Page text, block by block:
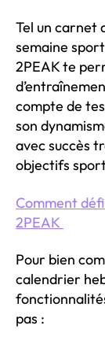
Tel un carnet
semaine
2PEAK te
compte de
son
avec succès
objectifs
Comment
2PEAK
Pour bien
calendrier
pas :